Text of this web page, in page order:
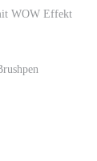
WOW Effekt